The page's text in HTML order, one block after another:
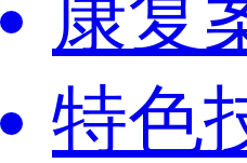
康复
特色